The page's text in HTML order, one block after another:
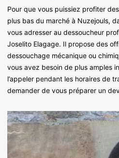
Pour que vous puissiez profiter
plus bas du marché à Nuzejouls,
vous adresser au dessoucheur
Joselito Elagage. Il propose des
dessouchage mécanique ou
vous avez besoin de plus amples
l’appeler pendant les horaires de
demander de vous préparer un